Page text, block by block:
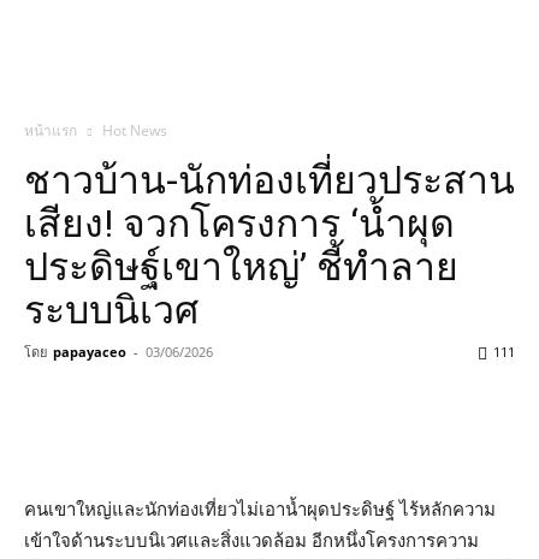
หน้าแรก Hot News
ชาวบ้าน-นักท่องเที่ยวประสาน
เสียง! จวกโครงการ ‘น้ำผุด
ประดิษฐ์เขาใหญ่’ ชี้ทำลาย
ระบบนิเวศ
โดย papayaceo - 03/06/2026 111
คนเขาใหญ่และนักท่องเที่ยวไม่เอาน้ำผุดประดิษฐ์ ไร้หลักความ
เข้าใจด้านระบบนิเวศและสิ่งแวดล้อม อีกหนึ่งโครงการความ